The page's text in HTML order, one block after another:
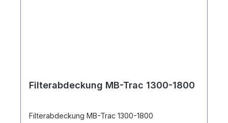
Filterabdeckung MB-Trac 1300-1800
Filterabdeckung MB-Trac 1300-1800